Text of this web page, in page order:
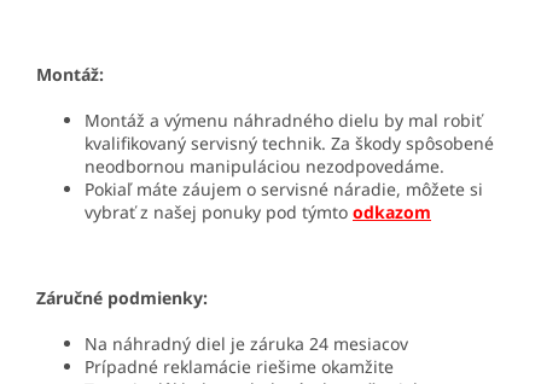
Montáž:
Montáž a výmenu náhradného dielu by mal robiť
kvalifikovaný servisný technik. Za škody spôsobené
neodbornou manipuláciou nezodpovedáme.
Pokiaľ máte záujem o servisné náradie, môžete si
vybrať z našej ponuky pod týmto odkazom
Záručné podmienky:
Na náhradný diel je záruka 24 mesiacov
Prípadné reklamácie riešime okamžite